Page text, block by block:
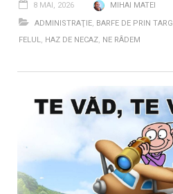
8 MAI, 2026
MIHAI MATEI
ADMINISTRAŢIE, BARFE DE PRIN TARG
FELUL, HAZ DE NECAZ, NE RÂDEM